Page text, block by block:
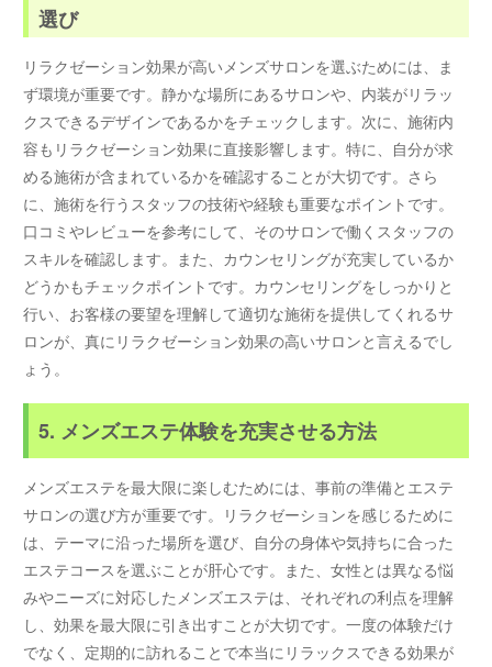
選び
リラクゼーション効果が高いメンズサロンを選ぶためには、ま
ず環境が重要です。静かな場所にあるサロンや、内装がリラッ
クスできるデザインであるかをチェックします。次に、施術内
容もリラクゼーション効果に直接影響します。特に、自分が求
める施術が含まれているかを確認することが大切です。さら
に、施術を行うスタッフの技術や経験も重要なポイントです。
口コミやレビューを参考にして、そのサロンで働くスタッフの
スキルを確認します。また、カウンセリングが充実しているか
どうかもチェックポイントです。カウンセリングをしっかりと
行い、お客様の要望を理解して適切な施術を提供してくれるサ
ロンが、真にリラクゼーション効果の高いサロンと言えるでし
ょう。
5. メンズエステ体験を充実させる方法
メンズエステを最大限に楽しむためには、事前の準備とエステ
サロンの選び方が重要です。リラクゼーションを感じるために
は、テーマに沿った場所を選び、自分の身体や気持ちに合った
エステコースを選ぶことが肝心です。また、女性とは異なる悩
みやニーズに対応したメンズエステは、それぞれの利点を理解
し、効果を最大限に引き出すことが大切です。一度の体験だけ
でなく、定期的に訪れることで本当にリラックスできる効果が